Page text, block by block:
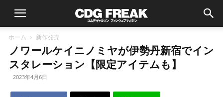
ホーム 新作発売
ノワールケイニノミヤが伊勢丹新宿でイン
スタレーション【限定アイテムも】
2023年4月6日